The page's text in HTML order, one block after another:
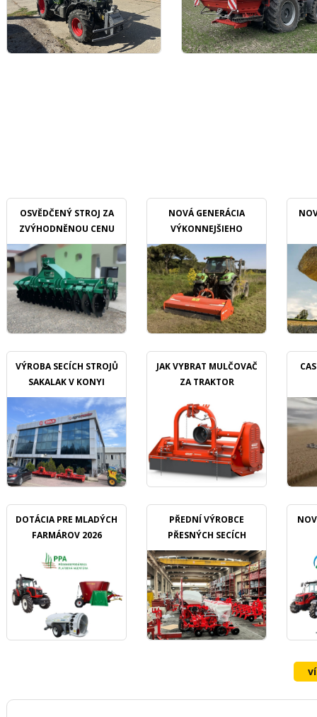
OSVĚDČENÝ STROJ ZA
ZVÝHODNĚNOU CENU
NOVÁ GENERÁCIA
VÝKONNEJŠIEHO
MULČOVAČU
VÝROBA SECÍCH STROJŮ
SAKALAK V KONYI
JAK VYBRAT MULČOVAČ
ZA TRAKTOR
DOTÁCIA PRE MLADÝCH
FARMÁROV 2026
PŘEDNÍ VÝROBCE
PŘESNÝCH SECÍCH
STROJŮ OZDOKEN